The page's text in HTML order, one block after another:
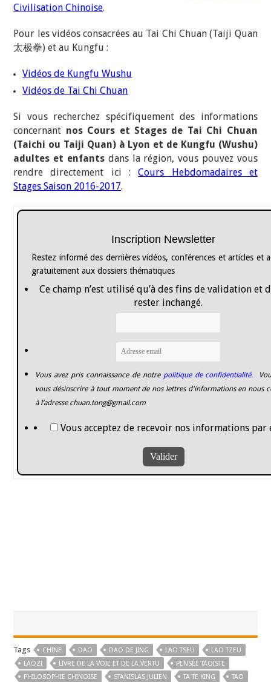
Civilisation Chinoise.
Pour les vidéos consacrées au Tai Chi Chuan (Taiji Quan
太极拳) et au Kungfu :
Vidéos de Kungfu Wushu
Vidéos de Tai Chi Chuan
Si vous recherchez spécifiquement des informations
concernant nos Cours et Stages de Tai Chi Chuan
(Taichi ou Taiji Quan) à Lyon et de Kungfu (Wushu)
adultes et enfantsdans la région, vous pouvez vous
rendre directement ici :Cours Hebdomadaires et
Stages Saison 2016-2017.
Inscription Newsletter
Restez informé des dernières vidéos, conférences et articles et
gratuitement aux dossiers thématiques
Ce champ n’est utilisé qu’à des fins de validation et
rester inchangé.
Vous avez pris connaissance de notrepolitique de confidentialité.
vous désinscrire à tout moment de nos lettres d'informations en nous
à l’adresse chuan.tong@gmail.com
Vous acceptez de recevoir nos informations par
Tags CHINE DAO DAO DE JING LAO TSEU
LAO TZEU
LAOZI
LIVRE DE LA VOIE ET DE LA VERTU
PENSÉE TAOÏSTE
PHILOSOPHIE CHINOISE
STANISLAS JULIEN TA TE KING TAO